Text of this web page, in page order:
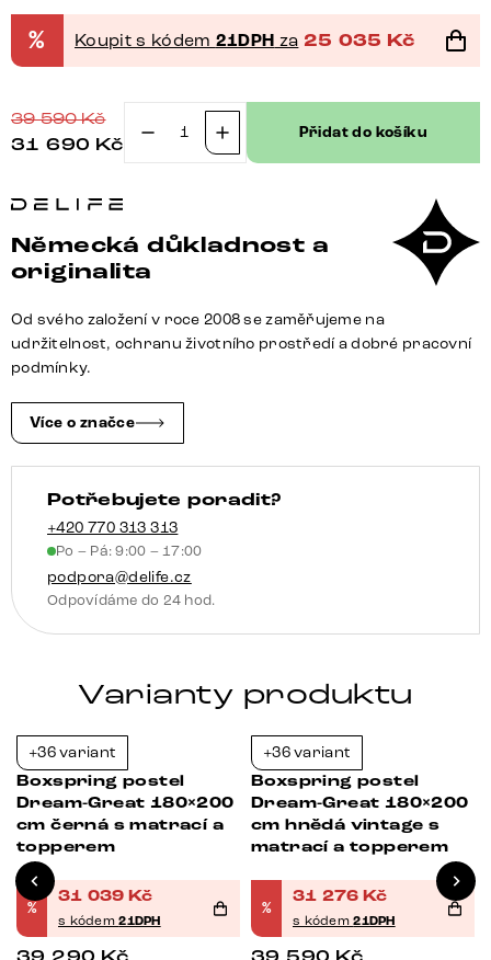
% Koupit s kódem 21DPH za 25 035 Kč
39 590Kč
31 690 Kč
Boxspring
180x200
cm
mikrovlákno
antracitová
matrací
a
topperem
množství
Přidat do košíku
Německá důkladnost a
originalita
Od svého založení v roce 2008 se zaměřujeme na
udržitelnost, ochranu životního prostředí a dobré pracovní
podmínky.
Více o značce
Potřebujete poradit?
+420 770 313 313
Po – Pá: 9:00 – 17:00
podpora@delife.cz
Odpovídáme do 24 hod.
Varianty produktu
+36 variant
Boxspring postel
Dream-Great 180×200
cm černá s matrací a
topperem
%
31 039 Kč
s kódem21DPH
+36 variant
Boxspring postel
Dream-Great 180×200
cm hnědá vintage s
matrací a topperem
%
31 276 Kč
s kódem21DPH